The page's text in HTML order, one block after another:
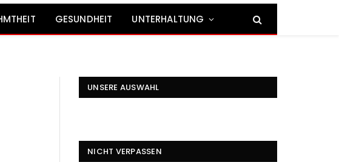
GESUNDHEIT UNTERHALTUNG
UNSERE AUSWAHL
NICHT VERPASSEN